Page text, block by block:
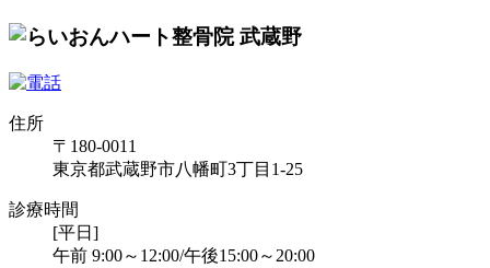
住所
〒180-0011
東京都武蔵野市八幡町3丁目1-25
診療時間
[平日]
午前 9:00～12:00/午後15:00～20:00